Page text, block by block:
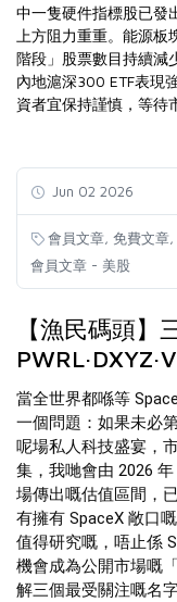
中一隻硬件指標股已發
上方阻力重重。能源
階段」股票數目持續減
內地滬深300 ETF表現
資者宜保持謹慎，等待
Jun 02 2026
會員文章 免費文章
會員文章 - 美股
【漁民碼頭】
當全世界都喺等
一個問題：如果未必
呢場私人科技盛宴，
集，我哋會由 2026
場傳出嘅估值區間，
有擁有 SpaceX 敞口
值得研究嘅，唔止係
機會成為公開市場嘅
解三個最受關注嘅名